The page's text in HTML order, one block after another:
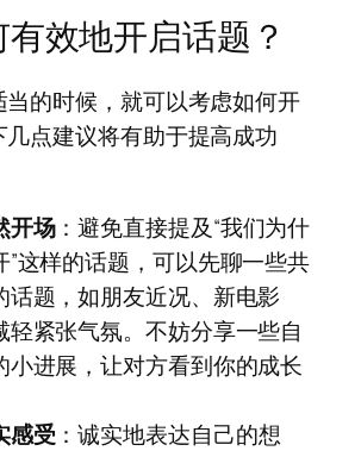
效地开启话题？
的时候，就可以考虑如何开
几点建议将有助于提高成功
开场：避免直接提及“我们为什
”这样的话题，可以先聊一些共
话题，如朋友近况、新电影
轻紧张气氛。不妨分享一些自
小进展，让对方看到你的成长
感受：诚实地表达自己的想